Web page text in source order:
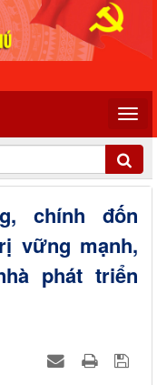
chính đốn
vững mạnh,
phát triển